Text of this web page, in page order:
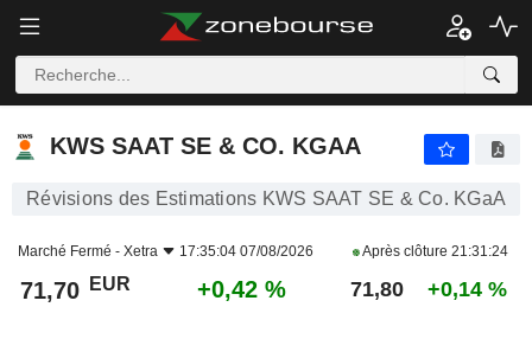
KWS SAAT SE & CO. KGAA
KWS SAAT SE & CO. KGAA
Révisions des Estimations KWS SAAT SE & Co. KGaA
Marché Fermé - Xetra 17:35:04 07/08/2026 Après clôture 21:31:24
71,70 EUR +0,42 % 71,80 +0,14 %